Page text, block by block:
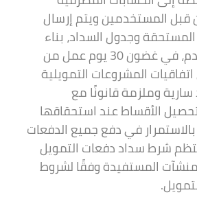
قبل المستخدمين ويتم إرسال
وجدول السداد، بناء
على طلب المستخدم، في غضون 30 يوم عمل من
المشروعات التمويلية
وملزمة قانونًا مع
الأقساط عند استحقاقها
في دفع جميع الدفعات
شرط سداد دفعات التمويل
المستفيدة وفقًا لشروط